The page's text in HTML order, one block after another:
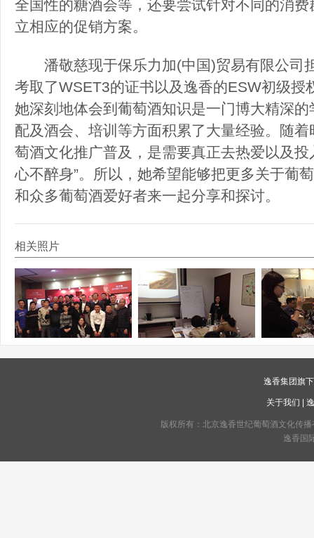
全国性的糖酒会等，还要尝试针对不同的消
立相应的促销方案。
潘敬慈现于保乐力加(中国)贸易有限公司
考取了WSET3的证书以及逸香的ESW初级授
她深刻地体会到葡萄酒知识是一门博大精深
配及酒会、培训等方面积累了大量经验。随
萄酒文化推广普及，是需要真正去热爱以及
心不醉身”。所以，她希望能够把更多关于葡
和众多葡萄酒爱好者来一起分享和探讨。
相关照片
逸香集团旗
关于我们
版权所有：北京逸香世纪葡萄酒文化传
逸香国